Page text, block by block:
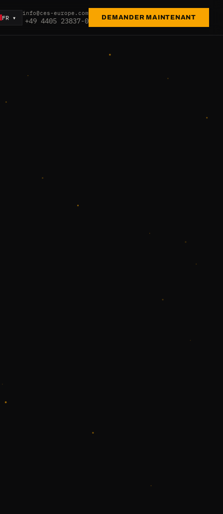
FR ▾
info@ces-europe.com
+49 4405 23837-0 DEMANDER MAINTENANT